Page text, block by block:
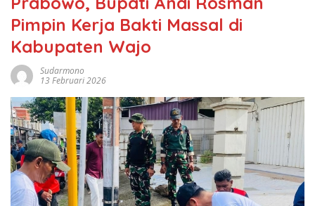
Pimpin Kerja Bakti Massal di
Kabupaten Wajo
Sudarmono
13 Februari 2026